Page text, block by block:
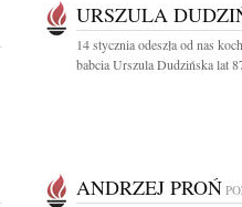
URSZULA
14 stycznia odeszła od nas
babcia Urszula Dudzińska lat
ANDRZEJ PROŃ